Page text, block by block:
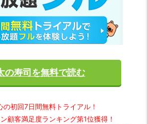
の寿司を無料で読む
の初回7日間無料トライアル！
ン顧客満足度ランキング第1位獲得！